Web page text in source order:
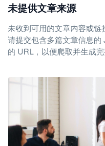
未提供文章来源
未收到可用的文章内容或链
请提交包含多篇文章信息
的 URL，以便爬取并生成完